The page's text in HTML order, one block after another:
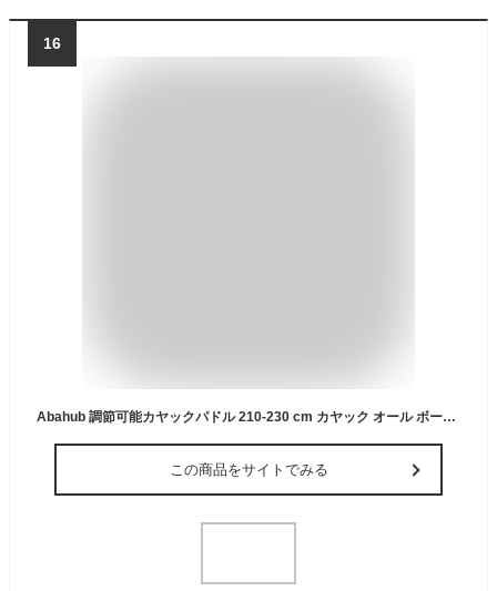
16
Abahub 調節可能カヤックパドル 210-230 cm カヤック オール ボート オール カヌー オール ブルー
この商品をサイトでみる